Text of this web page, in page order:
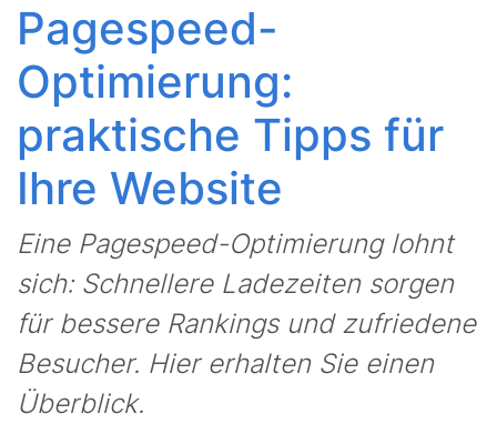
Pagespeed-
Optimierung:
praktische Tipps für
Ihre Website
Eine Pagespeed-Optimierung lohnt
sich: Schnellere Ladezeiten sorgen
für bessere Rankings und zufriedene
Besucher. Hier erhalten Sie einen
Überblick.